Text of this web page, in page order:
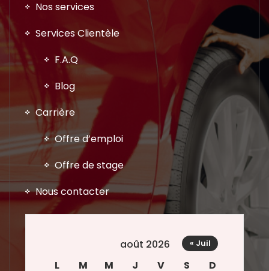
Nos services
Services Clientèle
F.A.Q
Blog
Carrière
Offre d’emploi
Offre de stage
Nous contacter
août 2026
L
M M J V S D
« Juil